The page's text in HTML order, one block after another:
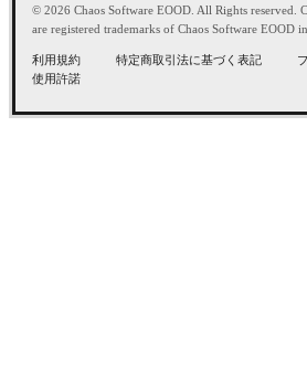
© 2026 Chaos Software EOOD. All Rights reserved.
are registered trademarks of Chaos Software EOOD
利用規約 特定商取引法に基づく表記
使用許諾